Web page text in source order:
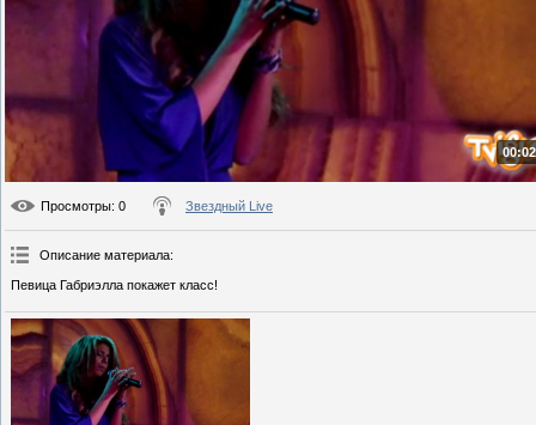
Просмотры: 0 Звездный Live
Описание материала:
Певица Габриэлла покажет класс!